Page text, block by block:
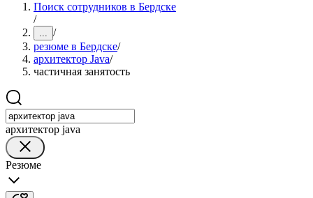
Поиск сотрудников в Бердске
/
... /
резюме в Бердске/
архитектор Java/
частичная занятость
архитектор java
Резюме